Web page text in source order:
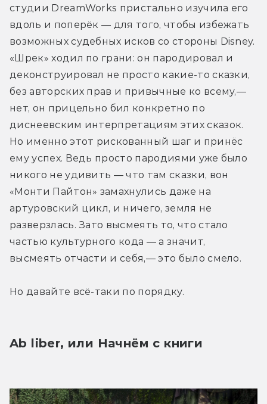
студии DreamWorks пристально изучила его
вдоль и поперёк — для того, чтобы избежать
возможных судебных исков со стороны Disney.
«Шрек» ходил по грани: он пародировал и
деконструировал не просто какие-то сказки,
без авторских прав и привычные ко всему,—
нет, он прицельно бил конкретно по
диснеевским интерпретациям этих сказок.
Но именно этот рискованный шаг и принёс
ему успех. Ведь просто пародиями уже было
никого не удивить — что там сказки, вон
«Монти Пайтон» замахнулись даже на
артуровский цикл, и ничего, земля не
разверзлась. Зато высмеять то, что стало
частью культурного кода — а значит,
высмеять отчасти и себя,— это было смело.
Но давайте всё-таки по порядку.
Ab liber, или Начнём с книги